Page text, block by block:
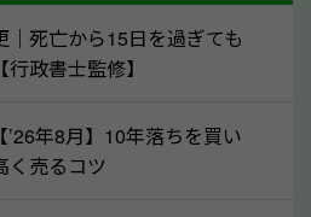
す。「廃車＝買取できない」
で買取できます。他社で買取
つく可能性があるので、諦め
死亡から15日を過ぎても
政書士監修】
年8月】10年落ちを買い
く売るコツ